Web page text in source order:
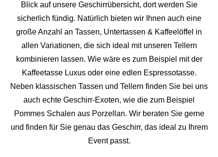
Blick auf unsere Geschirrübersicht, dort werden Sie
sicherlich fündig. Natürlich bieten wir Ihnen auch eine
große Anzahl an Tassen, Untertassen & Kaffeelöffel in
allen Variationen, die sich ideal mit unseren Tellern
kombinieren lassen. Wie wäre es zum Beispiel mit der
Kaffeetasse Luxus oder eine edlen Espressotasse.
Neben klassischen Tassen und Tellern finden Sie bei uns
auch echte Geschirr-Exoten, wie die zum Beispiel
Pommes Schalen aus Porzellan. Wir beraten Sie gerne
und finden für Sie genau das Geschirr, das ideal zu Ihrem
Event passt.